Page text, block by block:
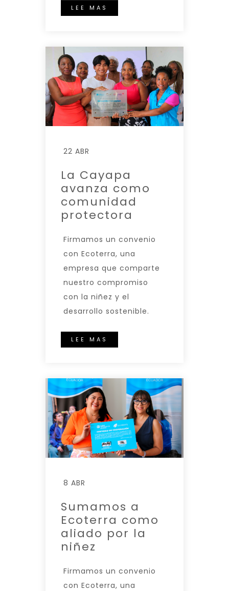
LEE MAS
22 ABR
La Cayapa
avanza como
comunidad
protectora
Firmamos un convenio
con Ecoterra, una
empresa que comparte
nuestro compromiso
con la niñez y el
desarrollo sostenible.
LEE MAS
8 ABR
Sumamos a
Ecoterra como
aliado por la
niñez
Firmamos un convenio
con Ecoterra, una